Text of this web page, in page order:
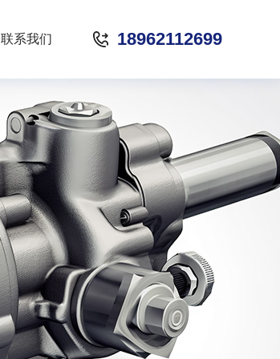
18962112699
联系我们